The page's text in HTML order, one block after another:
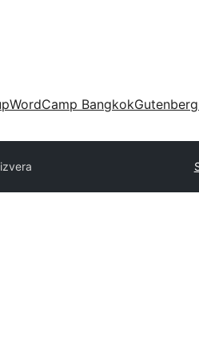
WordCamp BangkokGutenberg